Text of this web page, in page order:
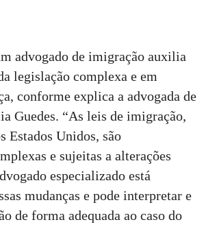
advogado de imigração auxilia
legislação complexa e em
conforme explica a advogada de
Guedes. “As leis de imigração,
Estados Unidos, são
e sujeitas a alterações
especializado está
mudanças e pode interpretar e
de forma adequada ao caso do